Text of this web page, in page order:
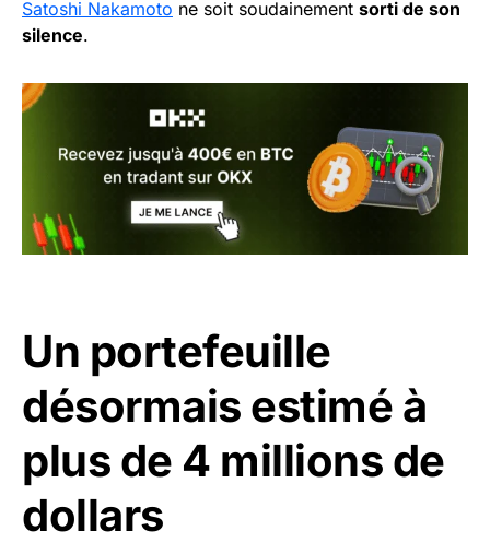
Satoshi Nakamoto ne soit soudainement sorti de son
silence.
Un portefeuille
désormais estimé à
plus de 4 millions de
dollars